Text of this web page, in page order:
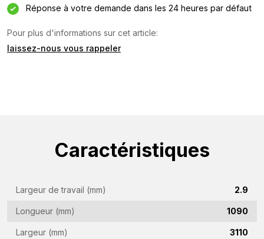
Réponse à votre demande dans les 24 heures par défaut
Pour plus d'informations sur cet article:
laissez-nous vous rappeler
Caractéristiques
Largeur de travail (mm) 2.9
Longueur (mm) 1090
Largeur (mm) 3110
Demande d'information
l'entreprise
Adresse
e-
Numéro